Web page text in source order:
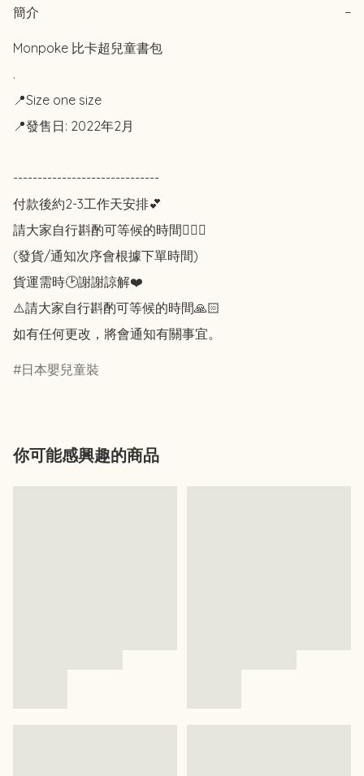
簡介 −
Monpoke 比卡超兒童書包
.
📍Size one size
📍發售日: 2022年2月
------------------------------
付款後約2-3工作天安排💕
請大家自行斟酌可等候的時間🙇🏻‍♀️
(發貨/通知次序會根據下單時間)
貨運需時🕑謝謝諒解❤️
⚠️請大家自行斟酌可等候的時間🙏🏻
如有任何更改，將會通知有關事宜。
日本嬰兒童裝
你可能感興趣的商品